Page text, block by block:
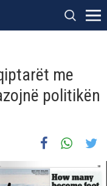
me
politikën